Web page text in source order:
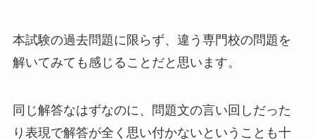
本試験の過去問題に限らず、違う専門校の問題を
解いてみても感じることだと思います。
同じ解答なはずなのに、問題文の言い回しだった
り表現で解答が全く思い付かないということも十